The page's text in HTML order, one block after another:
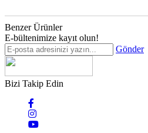
Benzer Ürünler
E-bültenimize kayıt olun!
Gönder
Bizi Takip Edin